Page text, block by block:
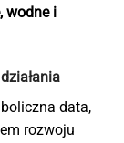
wodne i
data,
rozwoju